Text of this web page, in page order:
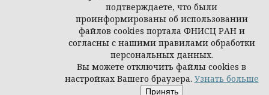
подтверждаете, что были
проинформированы об использовании
файлов cookies портала ФНИСЦ РАН и
согласны с нашими правилами обработки
персональных данных.
Вы можете отключить файлы cookies в
настройках Вашего браузера. Узнать больше
Принять